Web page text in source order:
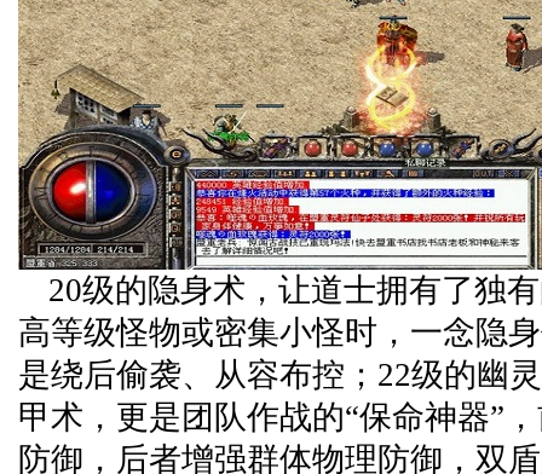
20级的隐身术，让道士拥有了独
高等级怪物或密集小怪时，一念隐
是绕后偷袭、从容布控；22级的幽
甲术，更是团队作战的“保命神器”
防御，后者增强群体物理防御，双